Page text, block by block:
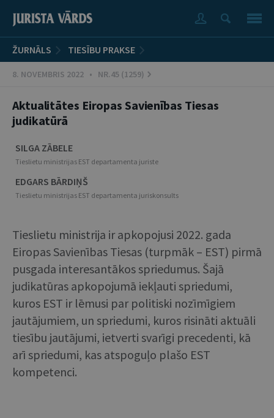
ŽURNĀLS TIESĪBU PRAKSE
8. NOVEMBRIS 2022 • NR.45 (1259)
Aktualitātes Eiropas Savienības Tiesas
judikatūrā
SILGA ZĀBELE
Tieslietu ministrijas EST departamenta juriste
EDGARS BĀRDIŅŠ
Tieslietu ministrijas EST departamenta juriskonsults
Tieslietu ministrija ir apkopojusi 2022. gada
Eiropas Savienības Tiesas (turpmāk – EST) pirmā
pusgada interesantākos spriedumus. Šajā
judikatūras apkopojumā iekļauti spriedumi,
kuros EST ir lēmusi par politiski nozīmīgiem
jautājumiem, un spriedumi, kuros risināti aktuāli
tiesību jautājumi, ietverti svarīgi precedenti, kā
arī spriedumi, kas atspoguļo plašo EST
kompetenci.